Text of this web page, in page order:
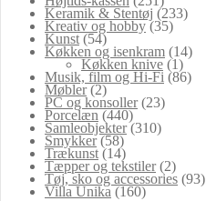
Keramik & Stentøj (233)
Kreativ og hobby (35)
Kunst (54)
Køkken og isenkram (14)
Køkken knive (1)
Musik, film og Hi-Fi (86)
Møbler (2)
PC og konsoller (23)
Porcelæn (440)
Samleobjekter (310)
Smykker (58)
Trækunst (14)
Tæpper og tekstiler (2)
Tøj, sko og accessories (93)
Villa Unika (160)